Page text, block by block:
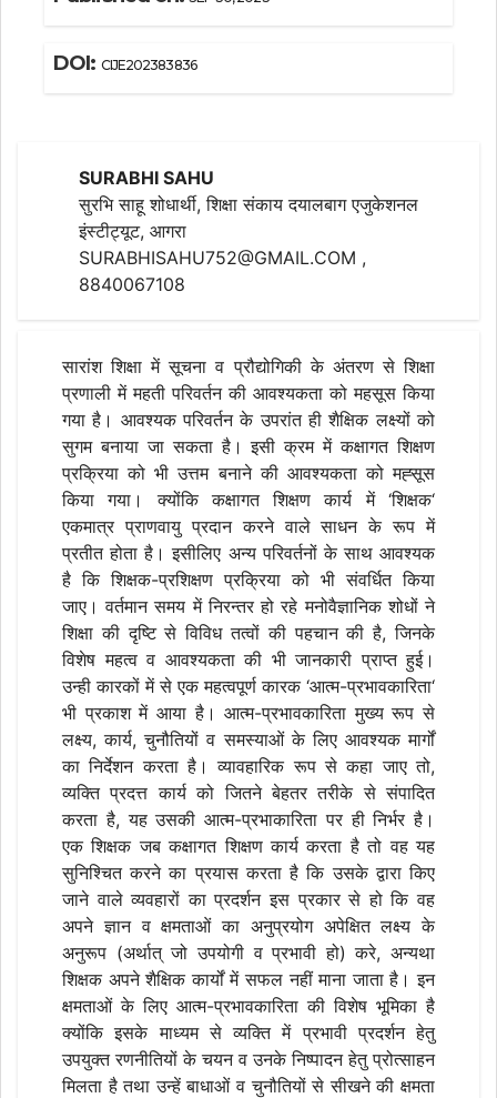
DOI: CIJE202383836
SURABHI SAHU
सुरभि साहू शोधार्थी, शिक्षा संकाय दयालबाग एजुकेशनल
इंस्टीट्यूट, आगरा
SURABHISAHU752@GMAIL.COM ,
8840067108
सारांश शिक्षा में सूचना व प्रौद्योगिकी के अंतरण से शिक्षा
प्रणाली में महती परिवर्तन की आवश्यकता को महसूस किया
गया है। आवश्यक परिवर्तन के उपरांत ही शैक्षिक लक्ष्यों को
सुगम बनाया जा सकता है। इसी क्रम में कक्षागत शिक्षण
प्रक्रिया को भी उत्तम बनाने की आवश्यकता को मह्सूस
किया गया। क्योंकि कक्षागत शिक्षण कार्य में ‘शिक्षक‘
एकमात्र प्राणवायु प्रदान करने वाले साधन के रूप में
प्रतीत होता है। इसीलिए अन्य परिवर्तनों के साथ आवश्यक
है कि शिक्षक-प्रशिक्षण प्रक्रिया को भी संवर्धित किया
जाए। वर्तमान समय में निरन्तर हो रहे मनोवैज्ञानिक शोधों ने
शिक्षा की दृष्टि से विविध तत्वों की पहचान की है, जिनके
विशेष महत्व व आवश्यकता की भी जानकारी प्राप्त हुई।
उन्ही कारकों में से एक महत्वपूर्ण कारक ‘आत्म-प्रभावकारिता‘
भी प्रकाश में आया है। आत्म-प्रभावकारिता मुख्य रूप से
लक्ष्य, कार्य, चुनौतियों व समस्याओं के लिए आवश्यक मार्गों
का निर्देशन करता है। व्यावहारिक रूप से कहा जाए तो,
व्यक्ति प्रदत्त कार्य को जितने बेहतर तरीके से संपादित
करता है, यह उसकी आत्म-प्रभाकारिता पर ही निर्भर है।
एक शिक्षक जब कक्षागत शिक्षण कार्य करता है तो वह यह
सुनिश्चित करने का प्रयास करता है कि उसके द्वारा किए
जाने वाले व्यवहारों का प्रदर्शन इस प्रकार से हो कि वह
अपने ज्ञान व क्षमताओं का अनुप्रयोग अपेक्षित लक्ष्य के
अनुरूप (अर्थात् जो उपयोगी व प्रभावी हो) करे, अन्यथा
शिक्षक अपने शैक्षिक कार्यों में सफल नहीं माना जाता है। इन
क्षमताओं के लिए आत्म-प्रभावकारिता की विशेष भूमिका है
क्योंकि इसके माध्यम से व्यक्ति में प्रभावी प्रदर्शन हेतु
उपयुक्त रणनीतियों के चयन व उनके निष्पादन हेतु प्रोत्साहन
मिलता है तथा उन्हें बाधाओं व चुनौतियों से सीखने की क्षमता